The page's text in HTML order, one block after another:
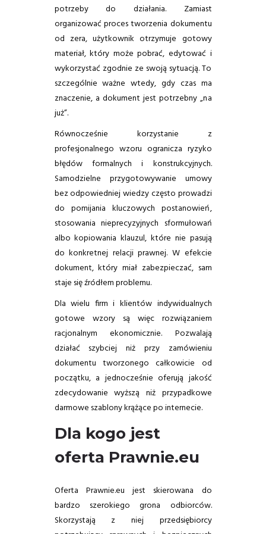
potrzeby do działania. Zamiast
organizować proces tworzenia dokumentu
od zera, użytkownik otrzymuje gotowy
materiał, który może pobrać, edytować i
wykorzystać zgodnie ze swoją sytuacją. To
szczególnie ważne wtedy, gdy czas ma
znaczenie, a dokument jest potrzebny „na
już”.
Równocześnie korzystanie z
profesjonalnego wzoru ogranicza ryzyko
błędów formalnych i konstrukcyjnych.
Samodzielne przygotowywanie umowy
bez odpowiedniej wiedzy często prowadzi
do pomijania kluczowych postanowień,
stosowania nieprecyzyjnych sformułowań
albo kopiowania klauzul, które nie pasują
do konkretnej relacji prawnej. W efekcie
dokument, który miał zabezpieczać, sam
staje się źródłem problemu.
Dla wielu firm i klientów indywidualnych
gotowe wzory są więc rozwiązaniem
racjonalnym ekonomicznie. Pozwalają
działać szybciej niż przy zamówieniu
dokumentu tworzonego całkowicie od
początku, a jednocześnie oferują jakość
zdecydowanie wyższą niż przypadkowe
darmowe szablony krążące po internecie.
Dla kogo jest
oferta Prawnie.eu
Oferta Prawnie.eu jest skierowana do
bardzo szerokiego grona odbiorców.
Skorzystają z niej przedsiębiorcy